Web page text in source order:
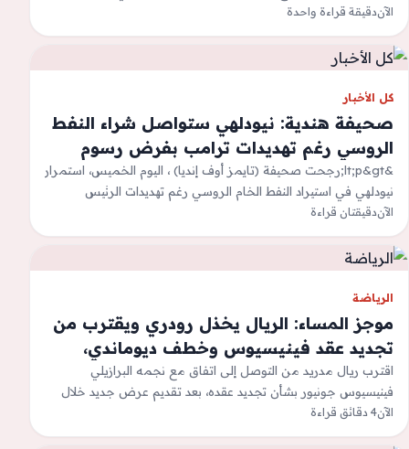
الميدانية التي يجريها بالمنطقة الجنوبية،…
الآندقيقة قراءة واحدة
كل الأخبار
صحيفة هندية: نيودلهي ستواصل شراء النفط
الروسي رغم تهديدات ترامب بفرض رسوم
جمركية&lt;p&gt;رجحت صحيفة (تايمز أوف إنديا) ، اليوم الخميس، استمرار
نيودلهي في استيراد النفط الخام الروسي رغم تهديدات الرئيس
الأمريكي دونالد ترامب بفرض…
الآندقيقتان قراءة
الرياضة
موجز المساء: الريال يخذل رودري ويقترب من
تجديد عقد فينيسيوس وخطف ديوماندي،
اليويفا يخاصم الفيفا بشكل صريح، البرنابيو
قريب من استضافة نهائي كأس العالم ٢٠٢٦،
انجاز لبناني في غرب آسيا للكرة الطائرة
اقترب ​ريال مدريد​ من التوصل إلى اتفاق مع نجمه البرازيلي ​
فينيسيوس جونيور​ بشأن تجديد عقده، بعد تقديم عرض جديد خلال
اجتماع جمع…
الآن4 دقائق قراءة